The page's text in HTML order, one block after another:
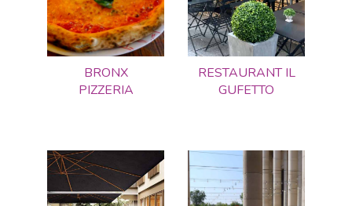
BRONX
PIZZERIA
RESTAURANT IL
GUFETTO